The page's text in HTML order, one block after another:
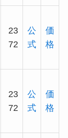
23
72
公
式
価
格
23
72
公
式
価
格